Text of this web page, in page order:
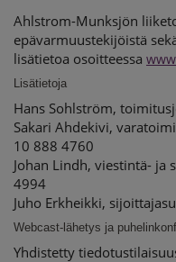
Ahlstrom-Munksjön
epävarmuustekijöistä
lisätietoa osoitteessa
Lisätietoja
Hans Sohlström,
Sakari Ahdekivi,
10 888 4760
Johan Lindh, viestintä- ja
4994
Juho Erkheikki,
Webcast-lähetys ja
Yhdistetty